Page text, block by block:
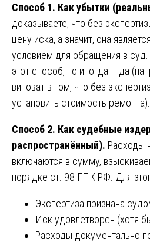
Способ 1. Как убытки
доказываете, что без
цену иска, а значит, она
условием для обращения в
этот способ, но иногда – да
виноват в том, что без
установить стоимость ремонта).
Способ 2. Как судебные
распространённый). Расходы
включаются в сумму,
порядке ст. 98 ГПК РФ. Для
Экспертиза признана
Иск удовлетворён (хотя
Расходы документально